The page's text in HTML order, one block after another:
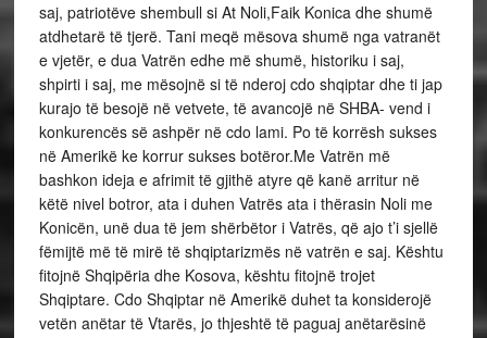
saj, patriotëve shembull si At Noli,Faik Konica dhe shumë
atdhetarë të tjerë. Tani meqë mësova shumë nga vatranët
e vjetër, e dua Vatrën edhe më shumë, historiku i saj,
shpirti i saj, me mësojnë si të nderoj cdo shqiptar dhe ti jap
kurajo të besojë në vetvete, të avancojë në SHBA- vend i
konkurencës së ashpër në cdo lami. Po të korrësh sukses
në Amerikë ke korrur sukses botëror.Me Vatrën më
bashkon ideja e afrimit të gjithë atyre që kanë arritur në
këtë nivel botror, ata i duhen Vatrës ata i thërasin Noli me
Konicën, unë dua të jem shërbëtor i Vatrës, që ajo t’i sjellë
fëmijtë më të mirë të shqiptarizmës në vatrën e saj. Kështu
fitojnë Shqipëria dhe Kosova, kështu fitojnë trojet
Shqiptare. Cdo Shqiptar në Amerikë duhet ta konsiderojë
vetën anëtar të Vtarës, jo thjeshtë të paguaj anëtarësinë